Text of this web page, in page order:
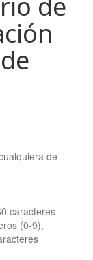
de
caracteres
(0-9),